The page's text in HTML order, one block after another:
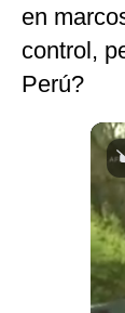
Podcast
Gestión TV
Fotogalerías
gestion.pe
en
control,
Perú?